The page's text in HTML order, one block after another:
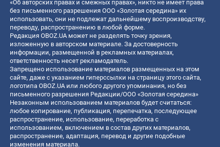
«Об авторских правах и смежных правах», никто не имеет права
без письменного разрешения ООО «Золотая середина» их
использовать, они не подлежат дальнейшему воспроизводству,
переводу, распространению в любой форме.
Редакция OBOZ.UA может не разделять точку зрения,
изложенную в авторском материале. За достоверность
информации, размещенной в рекламных материалах,
ответственность несет рекламодатель.
Запрещено использование материалов размещенных на этом
сайте, даже с указанием гиперссылки на страницу этого сайта,
логотипа OBOZ.UA или любого другого упоминания, но без
письменного разрешения Редакции/ООО «Золотая середина»
Незаконным использованием материалов будет считаться:
любое копирование, публикация, перепечатка, последующее
распространение, использование, переработка с
использованием, включением в состав других материалов,
распространение, адаптация, перевод и другие подобные
изменения материала.